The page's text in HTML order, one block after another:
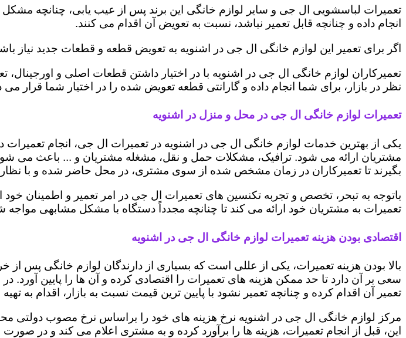
تعمیرات لباسشویی ال جی و سایر لوازم خانگی این برند پس از عیب یابی، چنانچه
انجام داده و چنانچه قابل تعمیر نباشد، نسبت به تعویض آن اقدام می کنند.
اگر برای تعمیر این لوازم خانگی ال جی در اشنویه به تعویض قطعه و قطعات جدید نیاز
تعمیرکاران لوازم خانگی ال جی در اشنویه با در اختیار داشتن قطعات اصلی و
نظر در بازار، برای شما انجام داده و گارانتی قطعه تعویض شده را در اختیار شما قرار می
تعمیرات لوازم خانگی ال جی در محل و منزل در اشنویه
یکی از بهترین خدمات لوازم خانگی ال جی در اشنویه در تعمیرات ال جی، انجام
مشتریان ارائه می شود. ترافیک، مشکلات حمل و نقل، مشغله مشتریان و ... باعث می
بگیرند تا تعمیرکاران در زمان مشخص شده از سوی مشتری، در محل حاضر شده و با
باتوجه به تبحر، تخصص و تجربه تکنسین های تعمیرات ال جی در امر تعمیر و اطمینان
تعمیرات به مشتریان خود ارائه می کند تا چنانچه مجدداً دستگاه با مشکل مشابهی
اقتصادی بودن هزینه تعمیرات لوازم خانگی ال جی در اشنویه
بالا بودن هزینه تعمیرات، یکی از عللی است که بسیاری از دارندگان لوازم خانگی پس
سعی بر آن دارد تا حد ممکن هزینه های تعمیرات را اقتصادی کرده و آن ها را پایین
تعمیر آن اقدام کرده و چنانچه تعمیر نشود با پایین ترین قیمت نسبت به بازار، اقدام به
مرکز لوازم خانگی ال جی در اشنویه نرخ هزینه های خود را براساس نرخ مصوب دولتی
این، قبل از انجام تعمیرات، هزینه ها را برآورد کرده و به مشتری اعلام می کند و در